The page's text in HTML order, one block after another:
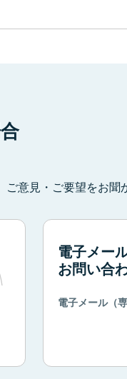
意見・ご要望をお聞
電子メー
お問い合
電子メール（